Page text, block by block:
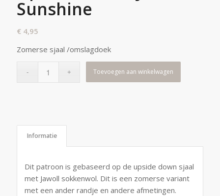
Sunshine
€4,95
Zomerse sjaal /omslagdoek
Toevoegen aan winkelwagen
Informatie
Dit patroon is gebaseerd op de upside down sjaal
met Jawoll sokkenwol. Dit is een zomerse variant
met een ander randje en andere afmetingen.